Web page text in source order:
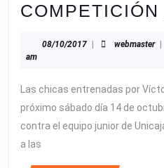
08/10/201708/10/2017webmaster
am
Las chicas entrenadas por
próximo sábado día 14 de
contra el equipo junior de
a las